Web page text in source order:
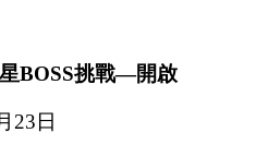
BOSS挑戰—開啟
23 日